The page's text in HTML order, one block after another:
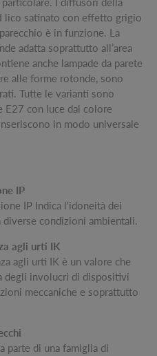
lico satinato con effetto grigio
è in funzione. La
adatta soprattutto all’area
anche lampade da parete
alle forme rotonde, sono
Tutte le varianti sono
E27 con luce dal colore
in modo universale
IP
IP Indica l'idoneità dei
condizioni ambientali.
agli urti IK
agli urti IK è un valore che
degli involucri di dispositivi
meccaniche e soprattutto
parte di una famiglia di